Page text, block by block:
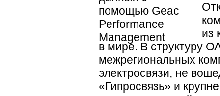
из
в мире. В структуру
межрегиональных
электросвязи, не
«Гипросвязь» и